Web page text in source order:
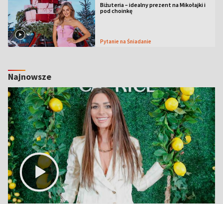
Biżuteria – idealny prezent na Mikołajki i
pod choinkę
Pytanie na Śniadanie
Najnowsze